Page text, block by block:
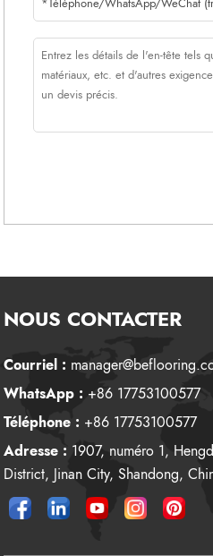
NOUS CONTACTER
Courriel :
WhatsApp : +86 17753100577
Téléphone : +86 17753100577
Adresse : 1907, numéro 1,
District, Jinan City, Shandong,